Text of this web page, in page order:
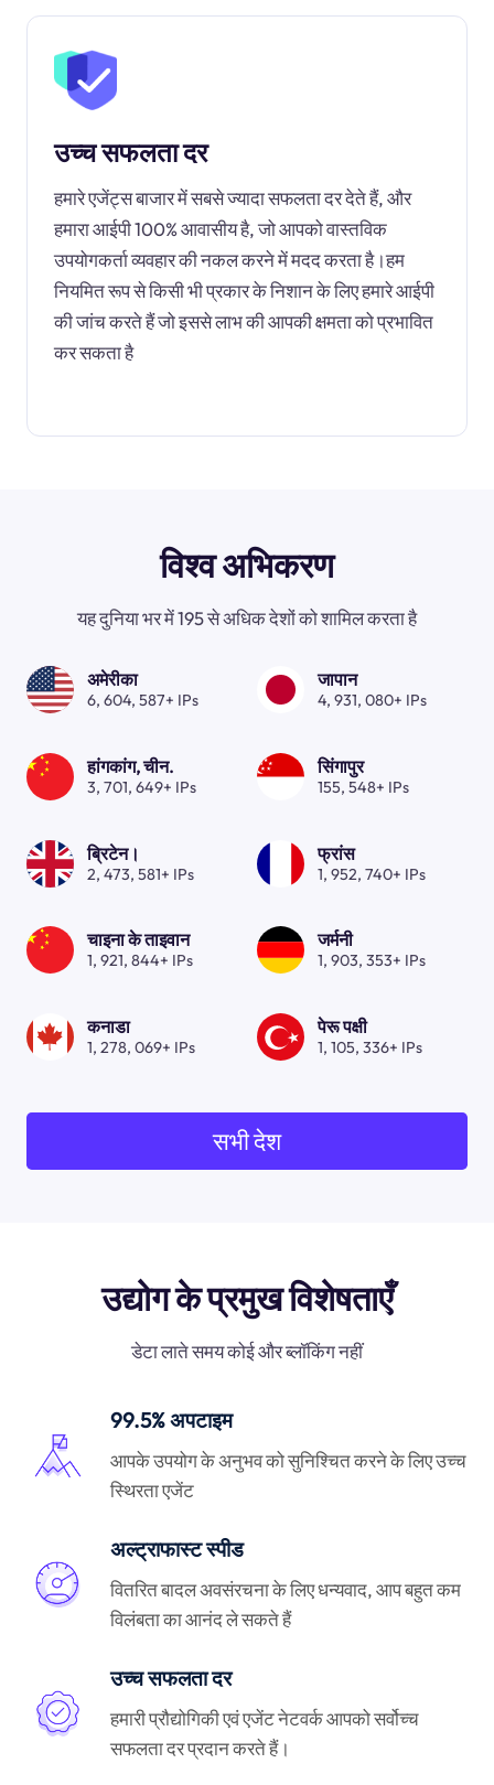
उच्च सफलता दर
हमारे एजेंट्स बाजार में सबसे ज्यादा सफलता दर देते हैं, और
हमारा आईपी 100% आवासीय है, जो आपको वास्तविक
उपयोगकर्ता व्यवहार की नकल करने में मदद करता है।हम
नियमित रूप से किसी भी प्रकार के निशान के लिए हमारे आईपी
की जांच करते हैं जो इससे लाभ की आपकी क्षमता को प्रभावित
कर सकता है
विश्व अभिकरण
यह दुनिया भर में 195 से अधिक देशों को शामिल करता है
अमेरीका
6, 604, 587+ IPs
जापान
4, 931, 080+ IPs
हांगकांग, चीन.
3, 701, 649+ IPs
सिंगापुर
155, 548+ IPs
ब्रिटेन।
2, 473, 581+ IPs
फ्रांस
1, 952, 740+ IPs
चाइना के ताइवान
1, 921, 844+ IPs
जर्मनी
1, 903, 353+ IPs
कनाडा
1, 278, 069+ IPs
पेरू पक्षी
1, 105, 336+ IPs
सभी देश
उद्योग के प्रमुख विशेषताएँ
डेटा लाते समय कोई और ब्लॉकिंग नहीं
99.5% अपटाइम
आपके उपयोग के अनुभव को सुनिश्चित करने के लिए उच्च
स्थिरता एजेंट
अल्ट्राफास्ट स्पीड
वितरित बादल अवसंरचना के लिए धन्यवाद, आप बहुत कम
विलंबता का आनंद ले सकते हैं
उच्च सफलता दर
हमारी प्रौद्योगिकी एवं एजेंट नेटवर्क आपको सर्वोच्च
सफलता दर प्रदान करते हैं।